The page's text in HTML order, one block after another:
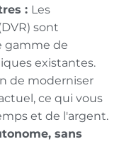
: Les
sont
gamme de
existantes.
de moderniser
ce qui vous
et de l'argent.
sans